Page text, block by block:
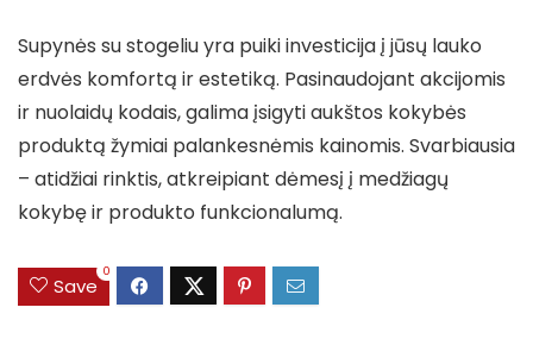
Supynės su stogeliu yra puiki investicija į jūsų lauko
erdvės komfortą ir estetiką. Pasinaudojant akcijomis
ir nuolaidų kodais, galima įsigyti aukštos kokybės
produktą žymiai palankesnėmis kainomis. Svarbiausia
– atidžiai rinktis, atkreipiant dėmesį į medžiagų
kokybę ir produkto funkcionalumą.
Save
0